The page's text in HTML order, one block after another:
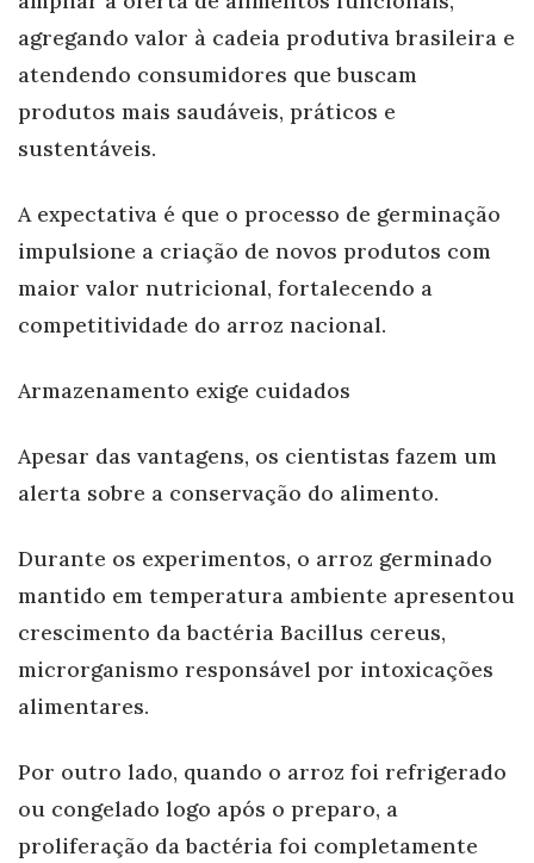
agregando valor à cadeia produtiva brasileira e
atendendo consumidores que buscam
produtos mais saudáveis, práticos e
sustentáveis.
A expectativa é que o processo de germinação
impulsione a criação de novos produtos com
maior valor nutricional, fortalecendo a
competitividade do arroz nacional.
Armazenamento exige cuidados
Apesar das vantagens, os cientistas fazem um
alerta sobre a conservação do alimento.
Durante os experimentos, o arroz germinado
mantido em temperatura ambiente apresentou
crescimento da bactéria Bacillus cereus,
microrganismo responsável por intoxicações
alimentares.
Por outro lado, quando o arroz foi refrigerado
ou congelado logo após o preparo, a
proliferação da bactéria foi completamente